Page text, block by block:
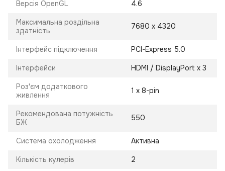
Версія OpenGL 4.6
Максимальна роздільна
здатність
7680 x 4320
Інтерфейс підключення PCI-Express 5.0
Інтерфейси HDMI / DisplayPort x 3
Роз'єм додаткового
живлення
1 x 8-pin
Рекомендована потужність
БЖ
550
Система охолодження Активна
Кількість кулерів 2